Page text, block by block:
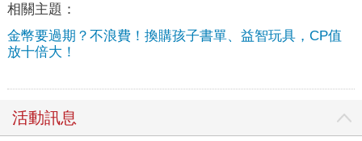
相關主題：
金幣要過期？不浪費！換購孩子書單、益智玩具，CP值
放十倍大！
活動訊息